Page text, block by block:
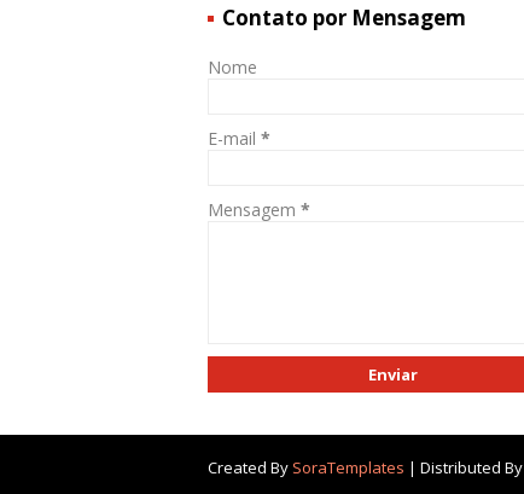
Contato por Mensagem
Nome
E-mail *
Mensagem *
Created By SoraTemplates | Distributed By